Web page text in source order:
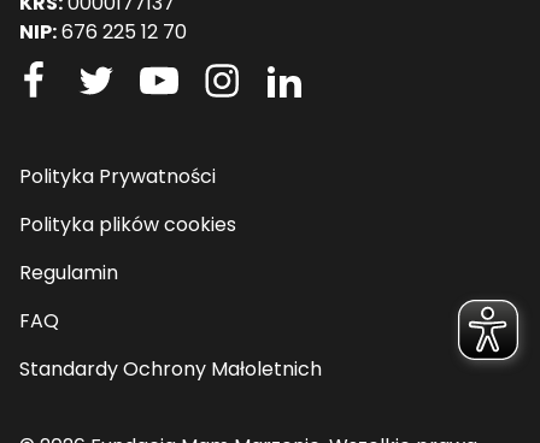
NIP:676 225 12 70
Polityka Prywatności
Polityka plików cookies
Regulamin
FAQ
Standardy Ochrony Małoletnich